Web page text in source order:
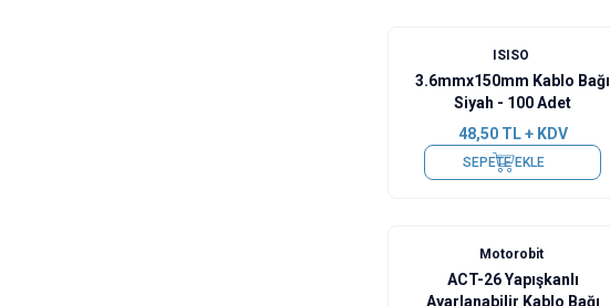
ISISO
3.6mmx150mm Kablo Bağı
Siyah - 100 Adet
48,50TL + KDV
SEPETE EKLE
Motorobit
ACT-26 Yapışkanlı
Ayarlanabilir Kablo Bağı